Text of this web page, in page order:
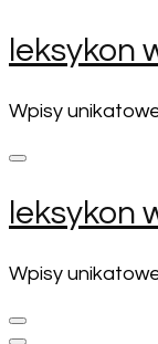
Skip
to
(Press
Enter)
leksykon
Wpisy
leksykon
Wpisy